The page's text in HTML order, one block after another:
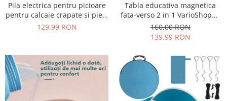
Pila electrica pentru picioare
pentru calcaie crapate si piele
uscata, rezistent la apa,
accesorii incluse, 2000rpm,
Alb
129,99 RON
Tabla educativa magnetica
fata-verso 2 in 1 VarioShop®,
pentru copii, suport din lemn,
cu litere magnetice si
accesorii incluse, 43 x 32 x
115 cm
160,00 RON
139,99 RON